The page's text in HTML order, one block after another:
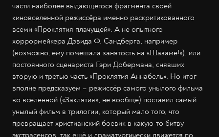
части наиболее выдающегося фрагмента своей
киновселенной режиссёра именно раскритикованного
всеми «Проклятия плачущей». А не опытного
хоррормейкера Дэвида Ф. Сандберга, например
(возможно, ему помешала занятость на «Шазаме!»), или
постоянного сценариста Гэри Добермана, снявших
вторую и третью часть «Проклятия Аннабель». Но итог
вполне предсказуем – режиссёр самого унылого фильма
во вселенной («Заклятия», не вообще) поставил самый
унылый фильм в трилогии, который мало того, что
превращает христианский боевик в какую-то битву
экстрасенсов, так ещё и драматургически движется по